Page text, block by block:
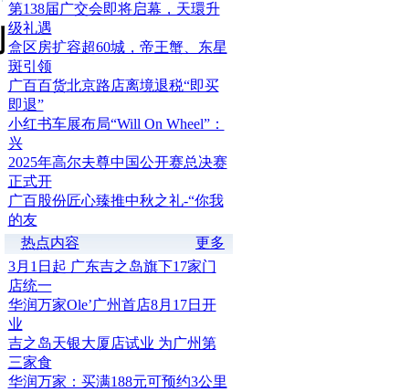
第138届广交会即将启幕，天環升
级礼遇
盒区房扩容超60城，帝王蟹、东星
斑引领
广百百货北京路店离境退税“即买
即退”
小红书车展布局“Will On Wheel”：
兴
2025年高尔夫尊中国公开赛总决赛
正式开
广百股份匠心臻推中秋之礼-“你我
的友
热点内容
更多
3月1日起 广东吉之岛旗下17家门
店统一
华润万家Ole’广州首店8月17日开
业
吉之岛天银大厦店试业 为广州第
三家食
华润万家：买满188元可预约3公里